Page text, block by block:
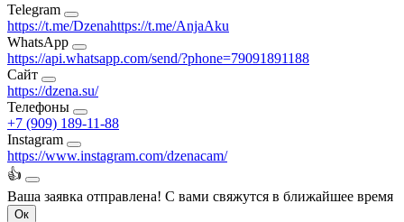
Telegram
https://t.me/Dzenahttps://t.me/AnjaAku
WhatsApp
https://api.whatsapp.com/send/?phone=79091891188
Сайт
https://dzena.su/
Телефоны
+7 (909) 189-11-88
Instagram
https://www.instagram.com/dzenacam/
👍
Ваша заявка отправлена! С вами свяжутся в ближайшее время
Ок